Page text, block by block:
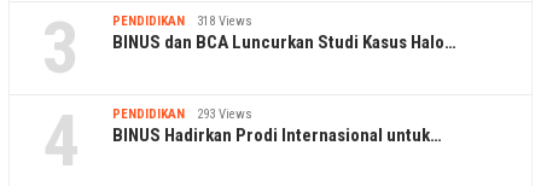
3 PENDIDIKAN 318 Views
BINUS dan BCA Luncurkan Studi Kasus Halo…
4 PENDIDIKAN 293 Views
BINUS Hadirkan Prodi Internasional untuk…